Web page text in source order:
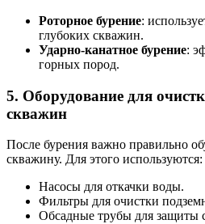
Роторное бурение:
глубоких скважин.
Ударно-канатное бурение:
горных пород.
5. Оборудование для
скважин
После бурения важно правильно
скважину. Для этого используются:
Насосы для откачки воды.
Фильтры для очистки
Обсадные трубы для защиты